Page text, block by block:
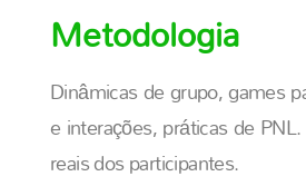
Metodologia
Dinâmicas de grupo, games
e interações, práticas de
reais dos participantes.